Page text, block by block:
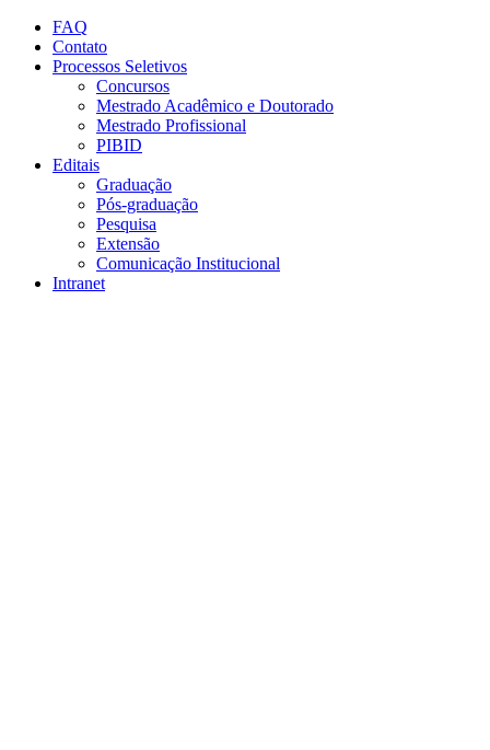
Conteúdo principal
FAQ
Contato
Processos Seletivos
Concursos
Mestrado Acadêmico e Doutorado
Mestrado Profissional
PIBID
Editais
Graduação
Pós-graduação
Pesquisa
Extensão
Comunicação Institucional
Intranet